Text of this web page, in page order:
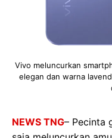
Vivo meluncurkan
elegan dan warna
NEWS TNG– Pecinta